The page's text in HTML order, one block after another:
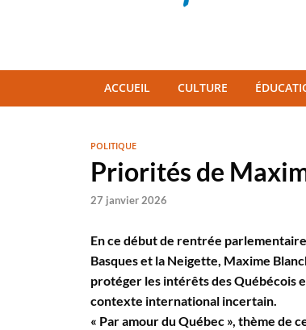
TVM
ACCUEIL CULTURE
POLITIQUE
Priorités de
27 janvier 2026
En ce début de rentrée
Basques et la Neigette, Maxime
protéger les intérêts des Québécois
contexte international incertain.
« Par amour du Québec », thème de